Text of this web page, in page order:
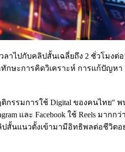
วลาไปกับคลิปสั้นเฉลี่ยถึง 2 ชั่วโมงต่
กษะการคิดวิเคราะห์ การแก้ปัญหา
ติกรรมการใช้ Digital ของคนไทย" พ
และ Facebook ใช้ Reels มากกว่
สั้นแนวตั้งเข้ามามีอิทธิพลต่อชีวิตอ